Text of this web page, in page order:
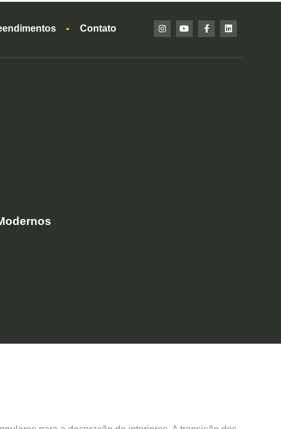
Contato